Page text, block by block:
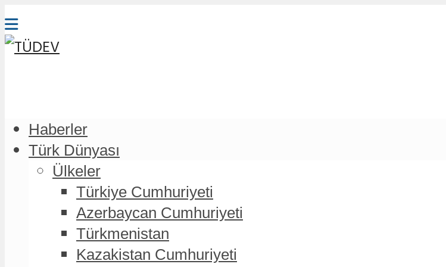
Haberler
Türk Dünyası
Ülkeler
Türkiye Cumhuriyeti
Azerbaycan Cumhuriyeti
Türkmenistan
Kazakistan Cumhuriyeti